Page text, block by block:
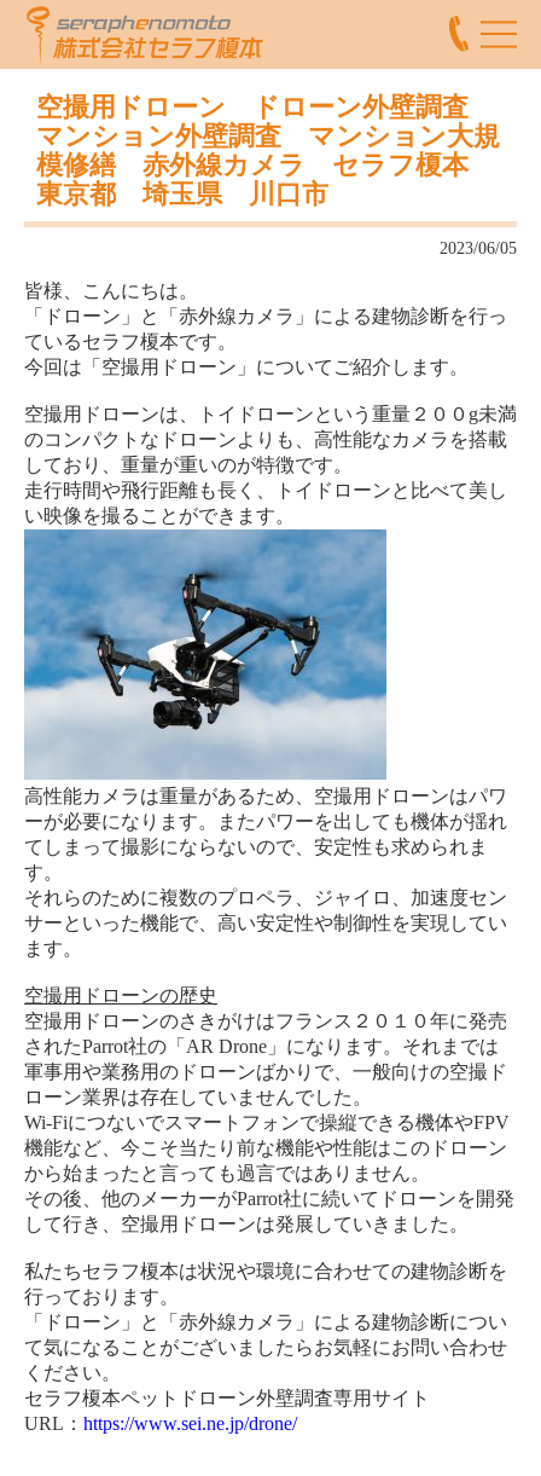
空撮用ドローン ドローン外壁調査
マンション外壁調査 マンション大規
模修繕 赤外線カメラ セラフ榎本
東京都 埼玉県 川口市
2023/06/05
皆様、こんにちは。
「ドローン」と「赤外線カメラ」による建物診断を行っ
ているセラフ榎本です。
今回は「空撮用ドローン」についてご紹介します。
空撮用ドローンは、トイドローンという重量２００g未満
のコンパクトなドローンよりも、高性能なカメラを搭載
しており、重量が重いのが特徴です。
走行時間や飛行距離も長く、トイドローンと比べて美し
い映像を撮ることができます。
高性能カメラは重量があるため、空撮用ドローンはパワ
ーが必要になります。またパワーを出しても機体が揺れ
てしまって撮影にならないので、安定性も求められま
す。
それらのために複数のプロペラ、ジャイロ、加速度セン
サーといった機能で、高い安定性や制御性を実現してい
ます。
空撮用ドローンの歴史
空撮用ドローンのさきがけはフランス２０１０年に発売
されたParrot社の「AR Drone」になります。それまでは
軍事用や業務用のドローンばかりで、一般向けの空撮ド
ローン業界は存在していませんでした。
Wi-Fiにつないでスマートフォンで操縦できる機体やFPV
機能など、今こそ当たり前な機能や性能はこのドローン
から始まったと言っても過言ではありません。
その後、他のメーカーがParrot社に続いてドローンを開発
して行き、空撮用ドローンは発展していきました。
私たちセラフ榎本は状況や環境に合わせての建物診断を
行っております。
「ドローン」と「赤外線カメラ」による建物診断につい
て気になることがございましたらお気軽にお問い合わせ
ください。
セラフ榎本ペットドローン外壁調査専用サイト
URL： https://www.sei.ne.jp/drone/